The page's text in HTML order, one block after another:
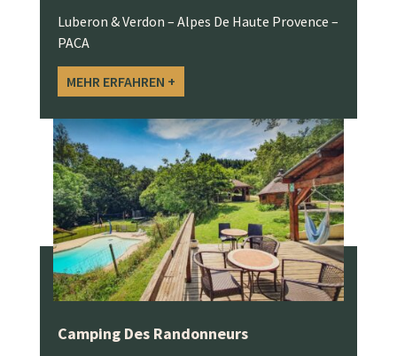
Luberon & Verdon – Alpes De Haute Provence –
PACA
MEHR ERFAHREN +
Camping Des Randonneurs